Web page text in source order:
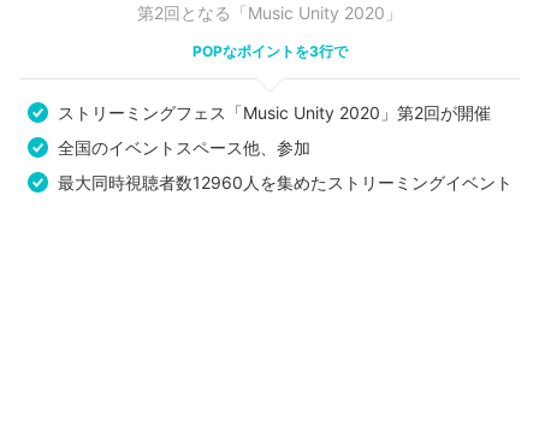
第2回となる「Music Unity 2020」
POPなポイントを3行で
ストリーミングフェス「Music Unity 2020」第2回が開催
全国のイベントスペース他、参加
最大同時視聴者数12960人を集めたストリーミングイベント